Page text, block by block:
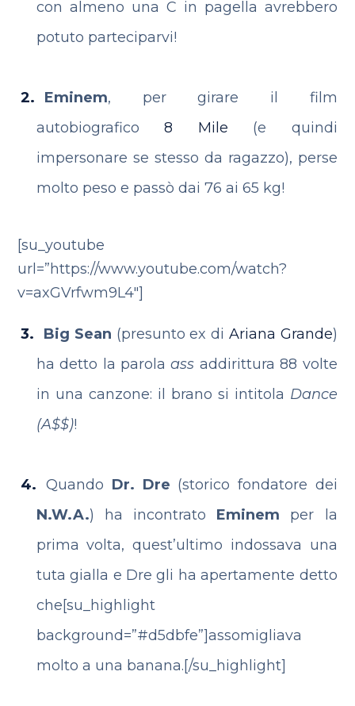
con almeno una C in pagella avrebbero
potuto parteciparvi!
Eminem, per girare il film
autobiografico8 Mile (e quindi
impersonare se stesso da ragazzo), perse
molto peso e passò dai 76 ai 65 kg!
[su_youtube
url=”https://www.youtube.com/watch?
v=axGVrfwm9L4″]
Big Sean (presunto ex di Ariana Grande)
ha detto la parolaass addirittura 88 volte
in una canzone: il brano si intitola Dance
(A$$)!
Quando Dr. Dre (storico fondatore dei
N.W.A.) ha incontrato Eminem per la
prima volta, quest’ultimo indossava una
tuta gialla e Dre gli ha apertamente detto
che[su_highlight
background=”#d5dbfe”]assomigliava
molto a una banana.[/su_highlight]